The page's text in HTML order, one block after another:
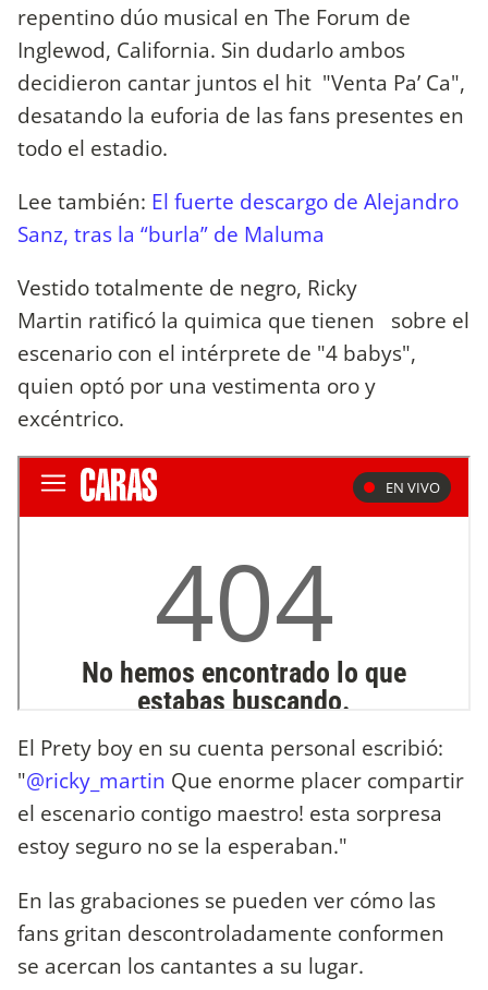
repentino dúo musical en The Forum de
Inglewod, California. Sin dudarlo ambos
decidieron cantar juntos el hit "Venta Pa’ Ca",
desatando la euforia de las fans presentes en
todo el estadio.
Lee también: El fuerte descargo de Alejandro
Sanz, tras la “burla” de Maluma
Vestido totalmente de negro, Ricky
Martin ratificó la quimica que tienen sobre el
escenario con el intérprete de "4 babys",
quien optó por una vestimenta oro y
excéntrico.
El Prety boy en su cuenta personal escribió:
"@ricky_martin Que enorme placer compartir
el escenario contigo maestro! esta sorpresa
estoy seguro no se la esperaban."
En las grabaciones se pueden ver cómo las
fans gritan descontroladamente conformen
se acercan los cantantes a su lugar.